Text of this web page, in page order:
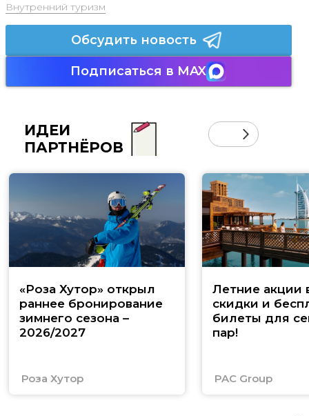
Внутренний туризм
Обсудить новость
Подписаться в MAX
ИДЕИ
ПАРТНЁРОВ
«Роза Хутор» открыл
раннее бронирование
зимнего сезона –
2026/2027
Роза Хутор
Летние акции
скидки и
билеты для
пар!
PAC Group